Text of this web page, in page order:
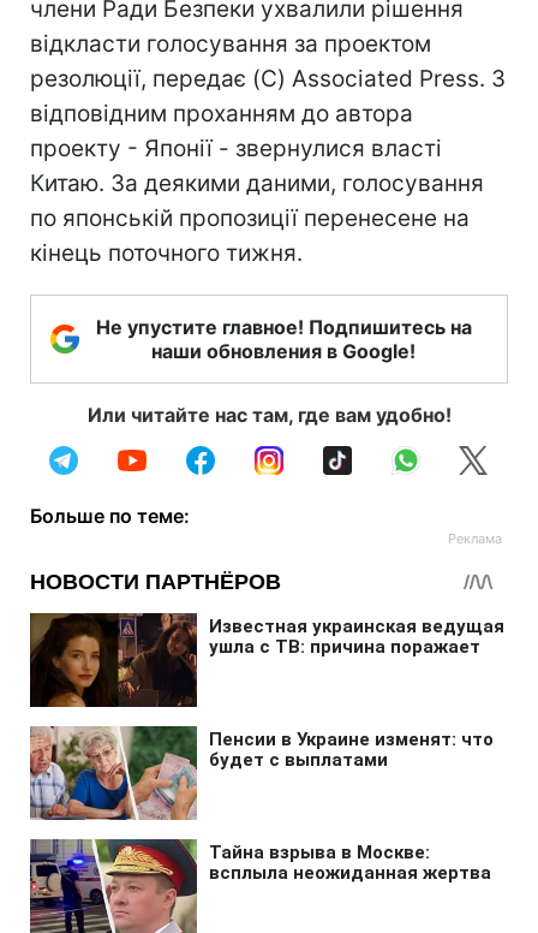
члени Ради Безпеки ухвалили рішення
відкласти голосування за проектом
резолюції, передає (C) Associated Press. З
відповідним проханням до автора
проекту - Японії - звернулися власті
Китаю. За деякими даними, голосування
по японській пропозиції перенесене на
кінець поточного тижня.
Не упустите главное! Подпишитесь на
наши обновления в Google!
Или читайте нас там, где вам удобно!
Больше по теме: